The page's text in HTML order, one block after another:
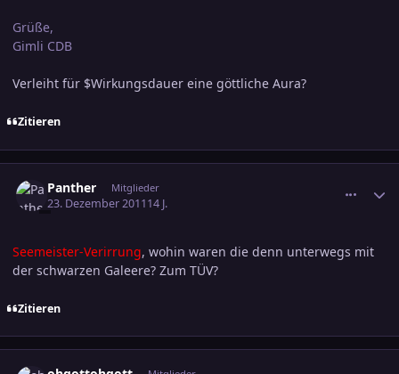
Grüße,
Gimli CDB
Verleiht für $Wirkungsdauer eine göttliche Aura?
Zitieren
Panther Mitglieder
23. Dezember 201114 J.
Seemeister-Verirrung, wohin waren die denn unterwegs mit
der schwarzen Galeere? Zum TÜV?
Zitieren